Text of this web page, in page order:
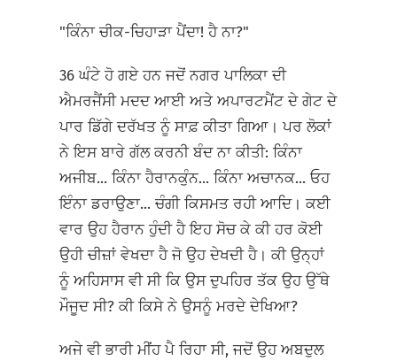
"ਕਿੰਨਾ ਚੀਕ-ਚਿਹਾੜਾ ਪੈਂਦਾ! ਹੈ ਨਾ?"
36 ਘੰਟੇ ਹੋ ਗਏ ਹਨ ਜਦੋਂ ਨਗਰ ਪਾਲਿਕਾ ਦੀ
ਐਮਰਜੈਂਸੀ ਮਦਦ ਆਈ ਅਤੇ ਅਪਾਰਟਮੈਂਟ ਦੇ ਗੇਟ ਦੇ
ਪਾਰ ਡਿੱਗੇ ਦਰੱਖਤ ਨੂੰ ਸਾਫ਼ ਕੀਤਾ ਗਿਆ। ਪਰ ਲੋਕਾਂ
ਨੇ ਇਸ ਬਾਰੇ ਗੱਲ ਕਰਨੀ ਬੰਦ ਨਾ ਕੀਤੀ: ਕਿੰਨਾ
ਅਜੀਬ... ਕਿੰਨਾ ਹੈਰਾਨਕੁੰਨ... ਕਿੰਨਾ ਅਚਾਨਕ... ਓਹ
ਇੰਨਾ ਡਰਾਉਣਾ... ਚੰਗੀ ਕਿਸਮਤ ਰਹੀ ਆਦਿ। ਕਈ
ਵਾਰ ਉਹ ਹੈਰਾਨ ਹੁੰਦੀ ਹੈ ਇਹ ਸੋਚ ਕੇ ਕੀ ਹਰ ਕੋਈ
ਉਹੀ ਚੀਜ਼ਾਂ ਵੇਖਦਾ ਹੈ ਜੋ ਉਹ ਦੇਖਦੀ ਹੈ। ਕੀ ਉਨ੍ਹਾਂ
ਨੂੰ ਅਹਿਸਾਸ ਵੀ ਸੀ ਕਿ ਉਸ ਦੁਪਹਿਰ ਤੱਕ ਉਹ ਉੱਥੇ
ਮੌਜੂਦ ਸੀ? ਕੀ ਕਿਸੇ ਨੇ ਉਸਨੂੰ ਮਰਦੇ ਦੇਖਿਆ?
ਅਜੇ ਵੀ ਭਾਰੀ ਮੀਂਹ ਪੈ ਰਿਹਾ ਸੀ, ਜਦੋਂ ਉਹ ਅਬਦੁਲ